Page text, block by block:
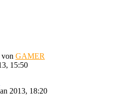
von GAMER
15:50
2013, 18:20